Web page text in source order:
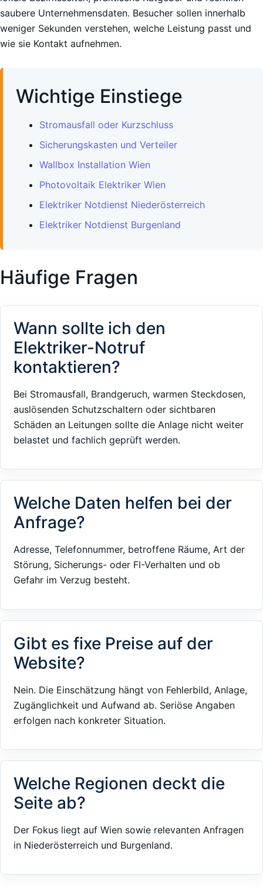
saubere Unternehmensdaten. Besucher sollen innerhalb
weniger Sekunden verstehen, welche Leistung passt und
wie sie Kontakt aufnehmen.
Wichtige Einstiege
Stromausfall oder Kurzschluss
Sicherungskasten und Verteiler
Wallbox Installation Wien
Photovoltaik Elektriker Wien
Elektriker Notdienst Niederösterreich
Elektriker Notdienst Burgenland
Häufige Fragen
Wann sollte ich den
Elektriker-Notruf
kontaktieren?
Bei Stromausfall, Brandgeruch, warmen Steckdosen,
auslösenden Schutzschaltern oder sichtbaren
Schäden an Leitungen sollte die Anlage nicht weiter
belastet und fachlich geprüft werden.
Welche Daten helfen bei der
Anfrage?
Adresse, Telefonnummer, betroffene Räume, Art der
Störung, Sicherungs- oder FI-Verhalten und ob
Gefahr im Verzug besteht.
Gibt es fixe Preise auf der
Website?
Nein. Die Einschätzung hängt von Fehlerbild, Anlage,
Zugänglichkeit und Aufwand ab. Seriöse Angaben
erfolgen nach konkreter Situation.
Welche Regionen deckt die
Seite ab?
Der Fokus liegt auf Wien sowie relevanten Anfragen
in Niederösterreich und Burgenland.